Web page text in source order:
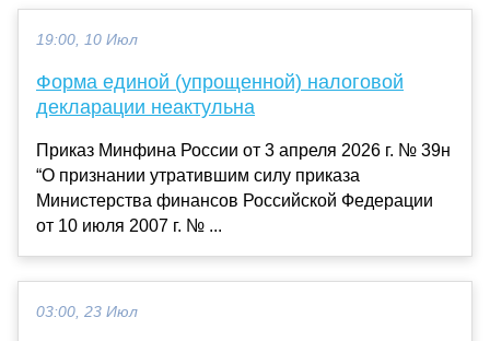
19:00, 10 Июл
Форма единой (упрощенной) налоговой
декларации неактульна
Приказ Минфина России от 3 апреля 2026 г. № 39н
“О признании утратившим силу приказа
Министерства финансов Российской Федерации
от 10 июля 2007 г. № ...
03:00, 23 Июл